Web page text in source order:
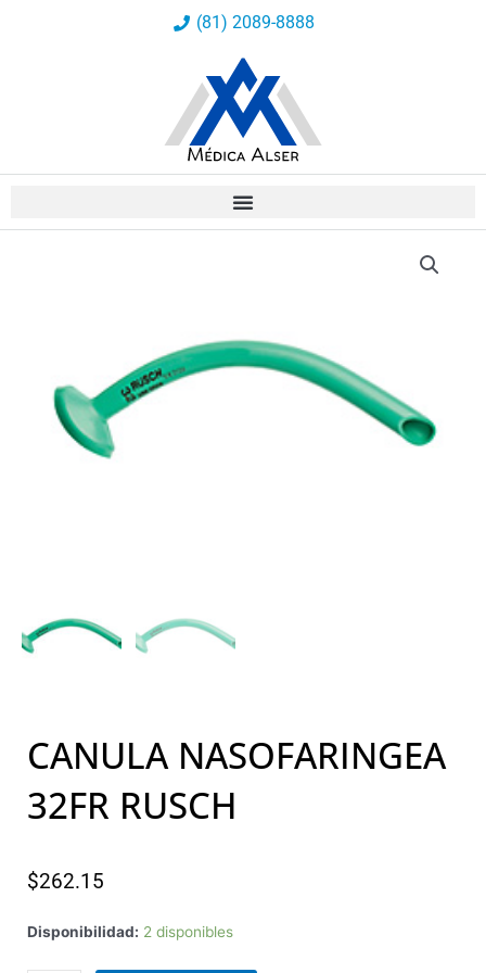
(81) 2089-8888
CANULA NASOFARINGEA
32FR RUSCH
$262.15
Disponibilidad: 2 disponibles
CANULA